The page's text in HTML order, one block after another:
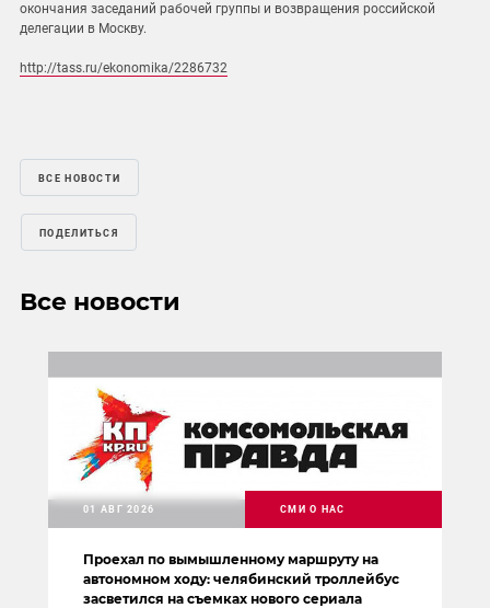
окончания заседаний рабочей группы и возвращения российской
делегации в Москву.
http://tass.ru/ekonomika/2286732
ВСЕ НОВОСТИ
ПОДЕЛИТЬСЯ
Все новости
Проехал по вымышленному маршруту на
автономном ходу: челябинский троллейбус
засветился на съемках нового сериала
01 АВГ 2026 СМИ О НАС